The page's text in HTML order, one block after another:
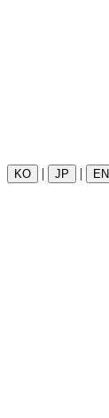
KO | JP | EN